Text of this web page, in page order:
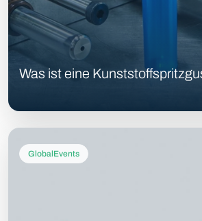
Was ist eine
GlobalEvents